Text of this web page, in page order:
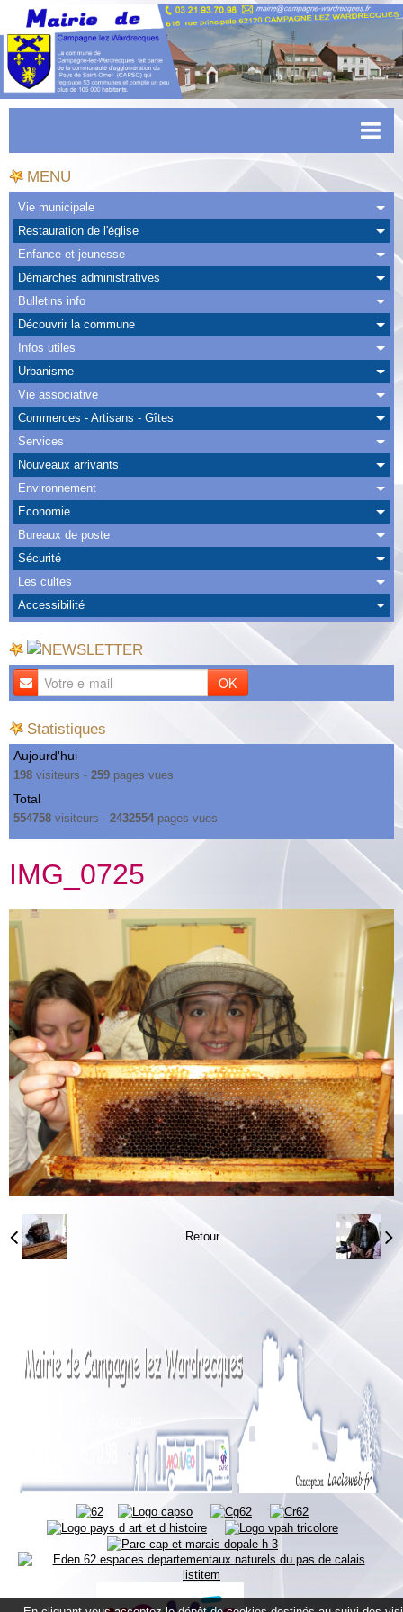
Accueil
Actualités
Facebook
CAPSO
Urbanisme
Transports
Agenda
Albums
Nous Contacter
MENU
Vie municipale
Restauration de l'église
Enfance et jeunesse
Démarches administratives
Bulletins info
Découvrir la commune
Infos utiles
Urbanisme
Vie associative
Commerces - Artisans - Gîtes
Services
Nouveaux arrivants
Environnement
Economie
Bureaux de poste
Sécurité
Les cultes
Accessibilité
OK
Statistiques
Aujourd'hui
198 visiteurs - 259 pages vues
Total
554758 visiteurs - 2432554 pages vues
IMG_0725
Retour